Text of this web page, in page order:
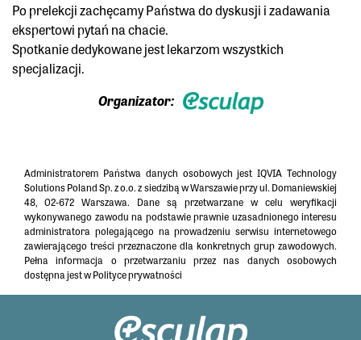
Po prelekcji zachęcamy Państwa do dyskusji i zadawania
ekspertowi pytań na chacie.
Spotkanie dedykowane jest lekarzom wszystkich
specjalizacji.
Organizator:
Administratorem Państwa danych osobowych jest IQVIA Technology
Solutions Poland Sp. z o.o. z siedzibą w Warszawie przy ul. Domaniewskiej
48, 02-672 Warszawa. Dane są przetwarzane w celu weryfikacji
wykonywanego zawodu na podstawie prawnie uzasadnionego interesu
administratora polegającego na prowadzeniu serwisu internetowego
zawierającego treści przeznaczone dla konkretnych grup zawodowych.
Pełna informacja o przetwarzaniu przez nas danych osobowych
dostępna jest wPolityce prywatności